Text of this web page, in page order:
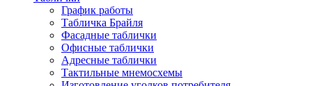
График работы
Табличка Брайля
Фасадные таблички
Офисные таблички
Адресные таблички
Тактильные мнемосхемы